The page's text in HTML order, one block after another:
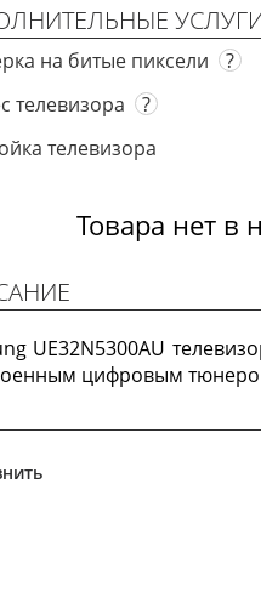
на битые пиксели ?
телевизора
?
телевизора
Товара нет в
UE32N5300AU
цифровым